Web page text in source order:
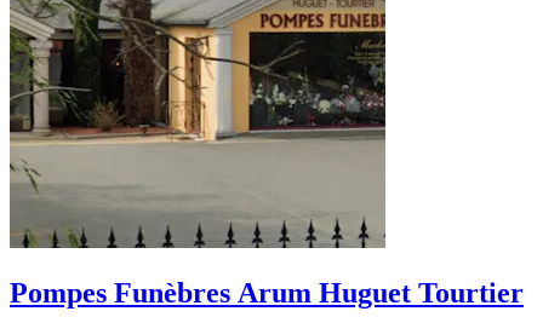
Pompes Funèbres Arum Huguet Tourtier